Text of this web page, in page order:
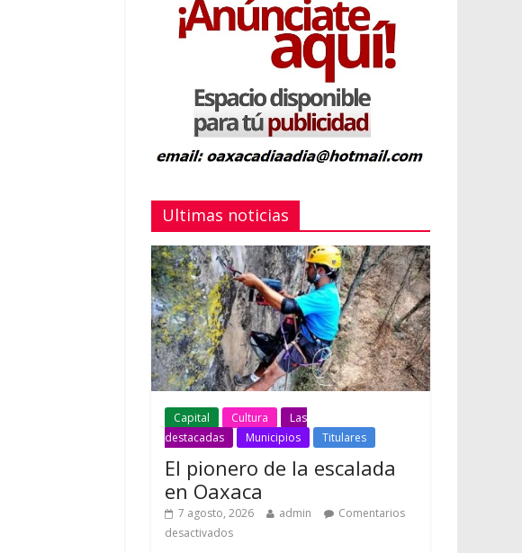
Ultimas noticias
Capital Cultura
Las
destacadas
Municipios Titulares
El pionero de la escalada
en Oaxaca
7 agosto, 2026 admin
Comentarios
desactivados